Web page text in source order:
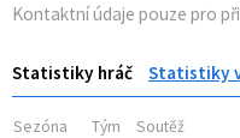
Kontaktní údaje pouze pro
Statistiky hráč Statistiky
Sezóna Tým Soutěž